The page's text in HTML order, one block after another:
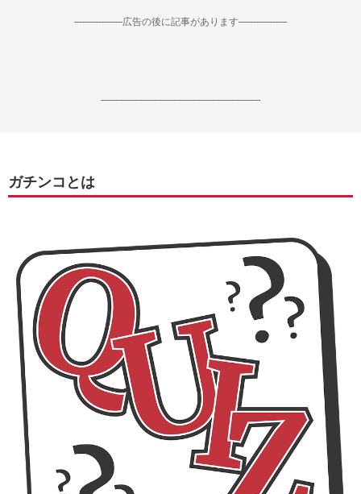
--------------------広告の後に記事があります--------------------
------------------------------------------------------------------
ガチンコとは